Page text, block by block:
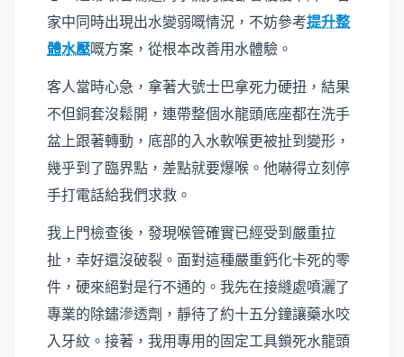
家中同時出現出水變弱嘅情況，不妨參考提升整
體水壓嘅方案，從根本改善用水體驗。
客人當時心急，拿著大號士巴拿死力硬扭，結果
不但銅套沒鬆開，連帶整個水龍頭底座都在洗手
盆上跟著轉動，底部的入水軟喉更被扯到變形，
幾乎到了臨界點，差點就要爆喉。他嚇得立刻停
手打電話給我們求救。
我上門檢查後，發現喉管確實已經受到嚴重拉
扯，幸好還沒破裂。面對這種嚴重鈣化卡死的零
件，硬來絕對是行不通的。我先在接縫處噴灑了
專業的除鏽滲透劑，靜待了約十五分鐘讓藥水咬
入牙紋。接著，我用專用的固定工具鎖死水龍頭